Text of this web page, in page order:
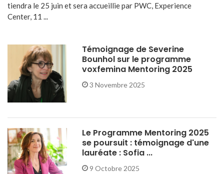
tiendra le 25 juin et sera accueillie par PWC, Experience
Center, 11 ...
Témoignage de Severine
Bounhol sur le programme
voxfemina Mentoring 2025
3 Novembre 2025
Le Programme Mentoring 2025
se poursuit : témoignage d'une
lauréate : Sofia ...
9 Octobre 2025